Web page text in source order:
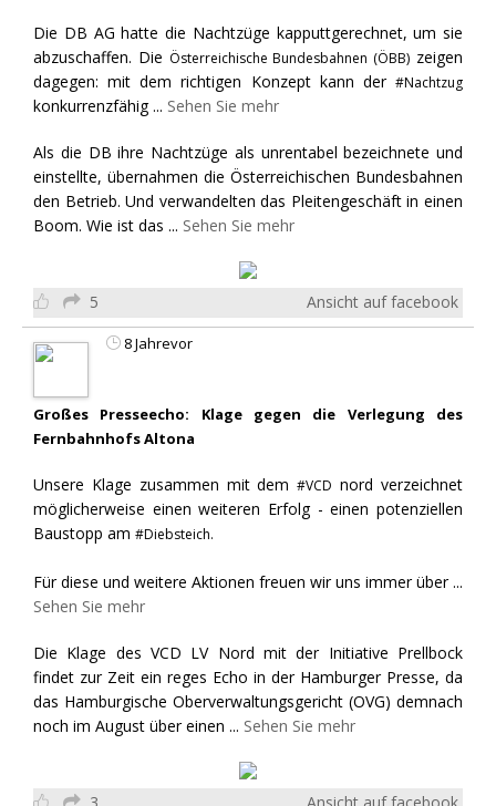
Die DB AG hatte die Nachtzüge kapputtgerechnet, um sie
abzuschaffen. Die Österreichische Bundesbahnen (ÖBB) zeigen
dagegen: mit dem richtigen Konzept kann der #Nachtzug
konkurrenzfähig ... Sehen Sie mehr
Als die DB ihre Nachtzüge als unrentabel bezeichnete und
einstellte, übernahmen die Österreichischen Bundesbahnen
den Betrieb. Und verwandelten das Pleitengeschäft in einen
Boom. Wie ist das ... Sehen Sie mehr
5 Ansicht auf facebook
8 Jahrevor
Großes Presseecho: Klage gegen die Verlegung des
Fernbahnhofs Altona
Unsere Klage zusammen mit dem#VCD nord verzeichnet
möglicherweise einen weiteren Erfolg - einen potenziellen
Baustopp am #Diebsteich.
Für diese und weitere Aktionen freuen wir uns immer über ...
Sehen Sie mehr
Die Klage des VCD LV Nord mit der Initiative Prellbock
findet zur Zeit ein reges Echo in der Hamburger Presse, da
das Hamburgische Oberverwaltungsgericht (OVG) demnach
noch im August über einen ... Sehen Sie mehr
3 Ansicht auf facebook